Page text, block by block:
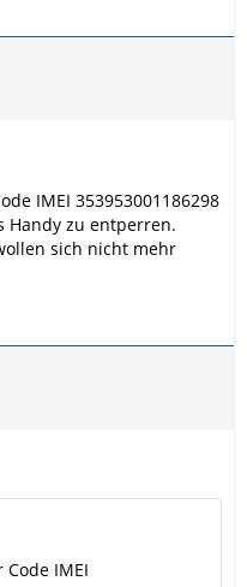
IMEI 353953001186298
Handy zu entperren.
sich nicht mehr
IMEI